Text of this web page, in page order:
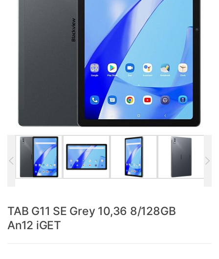
TAB G11 SE Grey 10,36 8/128GB
An12 iGET